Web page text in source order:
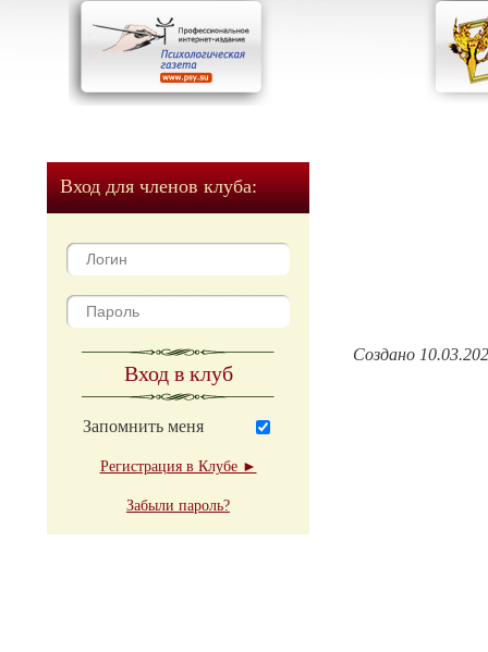
Вход для членов клуба:
Вход в клуб
Запомнить меня
Регистрация в Клубе ►
Забыли пароль?
Создано